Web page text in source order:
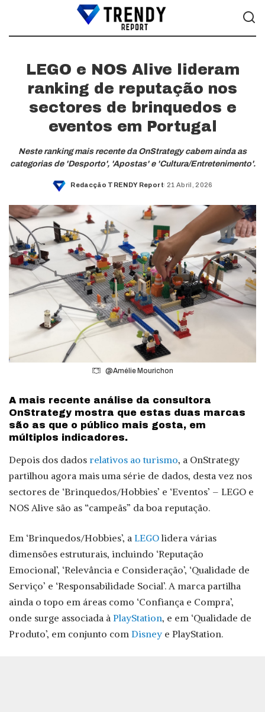
LEGO e NOS Alive lideram
ranking de reputação nos
sectores de brinquedos e
eventos em Portugal
Neste ranking mais recente da OnStrategy cabem ainda as
categorias de 'Desporto', 'Apostas' e 'Cultura/Entretenimento'.
Posted
Redacção TRENDY Report 21 Abril, 2026
@Amélie Mourichon
A mais recente análise da consultora
OnStrategy mostra que estas duas marcas
são as que o público mais gosta, em
múltiplos indicadores.
Depois dos dados relativos ao turismo, a OnStrategy
partilhou agora mais uma série de dados, desta vez nos
sectores de ‘Brinquedos/Hobbies’ e ‘Eventos’ – LEGO e
NOS Alive são as “campeãs” da boa reputação.
Em ‘Brinquedos/Hobbies’, a LEGO lidera várias
dimensões estruturais, incluindo ‘Reputação
Emocional’, ‘Relevância e Consideração’, ‘Qualidade de
Serviço’ e ‘Responsabilidade Social’. A marca partilha
ainda o topo em áreas como ‘Confiança e Compra’,
onde surge associada à PlayStation, e em ‘Qualidade de
Produto’, em conjunto com Disney e PlayStation.